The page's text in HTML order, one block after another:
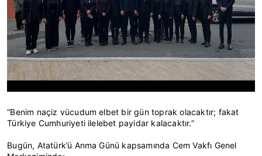
“Benim naçiz vücudum elbet bir gün toprak olacaktır; fakat
Türkiye Cumhuriyeti ilelebet payidar kalacaktır.”
Bugün, Atatürk’ü Anma Günü kapsamında Cem Vakfı Genel